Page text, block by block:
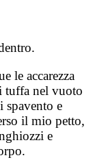
le accarezza
tuffa nel vuoto
e
il mio petto,
e